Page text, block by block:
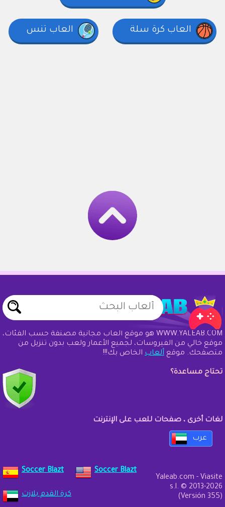
العاب كرة سلة العاب تنس
WWW.YALEAB.COM هو موقع ألعاب مجانية مصنفة حسب الفئات،
موقع خالي من الفيروسات، لجميع الأعمار ولعب بدون تنزيل من
متصفحك. موقع ألعاب الخاص بك!!!
تحتاج مساعدة؟
لغات أخرى ، صفحات للعب على الإنترنت
عرب
Soccer Blazt Soccer Blazt
كرة القدم بلازت
Yaleab.com - Viasite
s.l. © 2013-2026
(Versión 355)